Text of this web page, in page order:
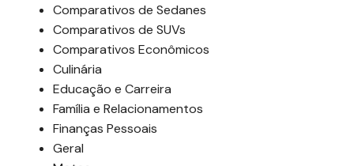
Comparativos de Sedanes
Comparativos de SUVs
Comparativos Econômicos
Culinária
Educação e Carreira
Família e Relacionamentos
Finanças Pessoais
Geral